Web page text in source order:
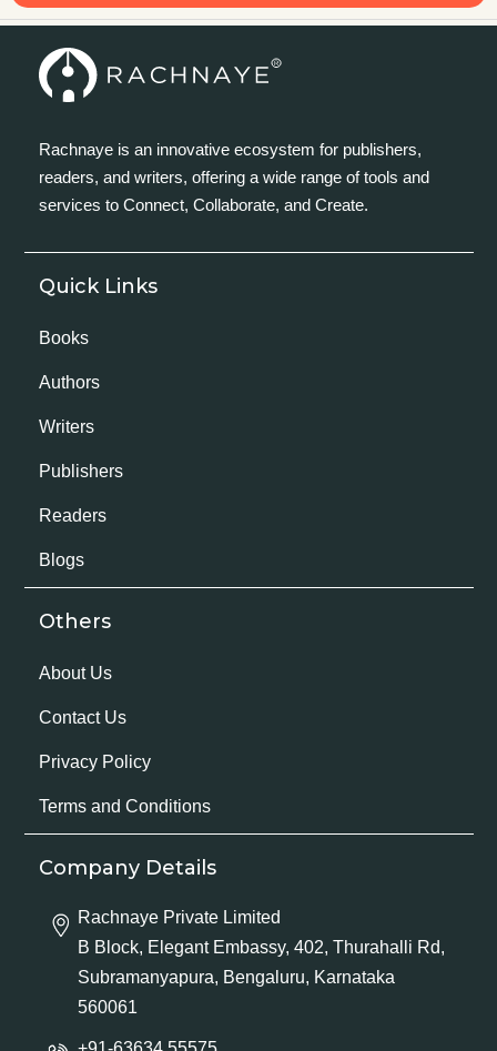
Rachnaye is an innovative ecosystem for publishers,
readers, and writers, offering a wide range of tools and
services to Connect, Collaborate, and Create.
Quick Links
Books
Authors
Writers
Publishers
Readers
Blogs
Others
About Us
Contact Us
Privacy Policy
Terms and Conditions
Company Details
Rachnaye Private Limited
B Block, Elegant Embassy, 402, Thurahalli Rd,
Subramanyapura, Bengaluru, Karnataka
560061